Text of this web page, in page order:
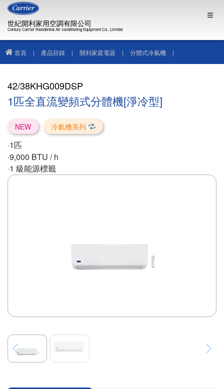
世紀開利家用空調有限公司
Century Carrier Residential Air-conditioning Equipment Co., Limited
首頁 | 產品目錄 | 開利家庭電器 | 分體式冷氣機 |
42/38KHG009DSP
1匹全直流變頻式分體機[淨冷型]
NEW 冷氣機系列
·1匹
·9,000 BTU / h
·1 級能源標籤